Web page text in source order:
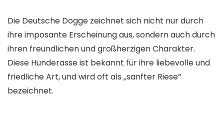
Die Deutsche Dogge zeichnet sich nicht nur durch
ihre imposante Erscheinung aus, sondern auch durch
ihren freundlichen und großherzigen Charakter.
Diese Hunderasse ist bekannt für ihre liebevolle und
friedliche Art, und wird oft als „sanfter Riese“
bezeichnet.